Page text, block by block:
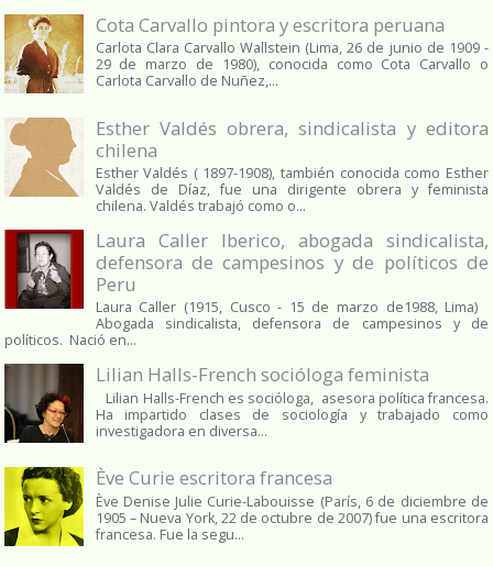
Cota Carvallo pintora y escritora peruana
Carlota Clara Carvallo Wallstein (Lima, 26 de junio de 1909 -
29 de marzo de 1980), conocida como Cota Carvallo o
Carlota Carvallo de Nuñez,...
Esther Valdés obrera, sindicalista y editora
chilena
Esther Valdés ( 1897-1908), también conocida como Esther
Valdés de Díaz, fue una dirigente obrera y feminista
chilena. Valdés trabajó como o...
Laura Caller Iberico, abogada sindicalista,
defensora de campesinos y de políticos de
Peru
Laura Caller (1915, Cusco - 15 de marzo de1988, Lima)
Abogada sindicalista, defensora de campesinos y de
políticos. Nació en...
Lilian Halls-French socióloga feminista
Lilian Halls-French es socióloga, asesora política francesa.
Ha impartido clases de sociología y trabajado como
investigadora en diversa...
Ève Curie escritora francesa
Ève Denise Julie Curie-Labouisse (París, 6 de diciembre de
1905 – Nueva York, 22 de octubre de 2007) fue una escritora
francesa. Fue la segu...